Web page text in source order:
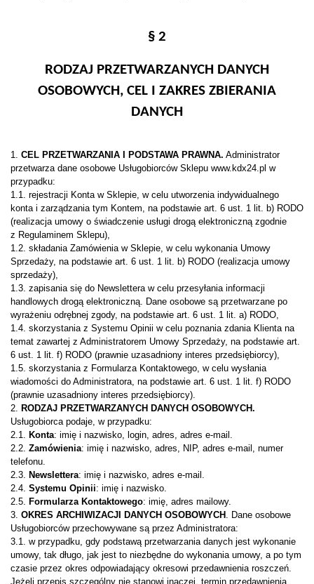
§ 2
RODZAJ PRZETWARZANYCH DANYCH
OSOBOWYCH, CEL I ZAKRES ZBIERANIA
DANYCH
1. CEL PRZETWARZANIA I PODSTAWA PRAWNA. Administrator
przetwarza dane osobowe Usługobiorców Sklepu www.kdx24.pl w
przypadku:
1.1. rejestracji Konta w Sklepie, w celu utworzenia indywidualnego
konta i zarządzania tym Kontem, na podstawie art. 6 ust. 1 lit. b) RODO
(realizacja umowy o świadczenie usługi drogą elektroniczną zgodnie
z Regulaminem Sklepu),
1.2. składania Zamówienia w Sklepie, w celu wykonania Umowy
Sprzedaży, na podstawie art. 6 ust. 1 lit. b) RODO (realizacja umowy
sprzedaży),
1.3. zapisania się do Newslettera w celu przesyłania informacji
handlowych drogą elektroniczną. Dane osobowe są przetwarzane po
wyrażeniu odrębnej zgody, na podstawie art. 6 ust. 1 lit. a) RODO,
1.4. skorzystania z Systemu Opinii w celu poznania zdania Klienta na
temat zawartej z Administratorem Umowy Sprzedaży, na podstawie art.
6 ust. 1 lit. f) RODO (prawnie uzasadniony interes przedsiębiorcy),
1.5. skorzystania z Formularza Kontaktowego, w celu wysłania
wiadomości do Administratora, na podstawie art. 6 ust. 1 lit. f) RODO
(prawnie uzasadniony interes przedsiębiorcy).
2.
RODZAJ PRZETWARZANYCH DANYCH OSOBOWYCH.
Usługobiorca podaje, w przypadku:
2.1.
Konta: imię i nazwisko, login, adres, adres e-mail.
2.2. Zamówienia: imię i nazwisko, adres, NIP, adres e-mail, numer
telefonu.
2.3.
Newslettera: imię i nazwisko, adres e-mail.
2.4. Systemu Opinii: imię i nazwisko.
2.5.
Formularza Kontaktowego: imię, adres mailowy.
3. OKRES ARCHIWIZACJI DANYCH OSOBOWYCH
. Dane osobowe
Usługobiorców przechowywane są przez Administratora:
3.1. w przypadku, gdy podstawą przetwarzania danych jest wykonanie
umowy, tak długo, jak jest to niezbędne do wykonania umowy, a po tym
czasie przez okres odpowiadający okresowi przedawnienia roszczeń.
Jeżeli przepis szczególny nie stanowi inaczej, termin przedawnienia